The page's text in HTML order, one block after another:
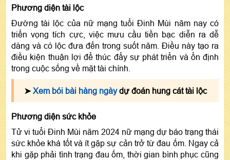
Phương diện tài lộc
Đường tài lộc của nữ mạng tuổi Đinh Mùi năm nay có
triển vọng tích cực, việc mưu cầu tiền bạc diễn ra dễ
dàng và có lộc đưa đến trong suốt năm. Điều này tạo ra
điều kiện thuận lợi để thúc đẩy sự phát triển và ổn định
trong cuộc sống về mặt tài chính.
➤Xem bói bài hàng ngàydự đoán hung cát tài lộc
Phương diện sức khỏe
Tử vi tuổi Đinh Mùi năm 2024 nữ mạng dự báo trạng thái
sức khỏe khá tốt và ít gặp sự cản trở từ đau ốm. Ngay cả
khi gặp phải tình trạng đau ốm, thời gian bình phục cũng